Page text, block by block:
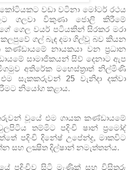
වඩා වටිනා මෝටර් රථය
ගලවා විකුණා ජොලි කිරීමේ
ගෙල වයර් පටියකින් සිරකර මරා
ගල් බැඳ දමා ගිල්වූ බව කියන
කණ්‌ඩායමේ නායකයා වන ප්‍රධාන
සාමාජිකයන් සිව් දෙනාට ඇප
අතිරේක මහෙස්‌ත්‍රාත් නිල්මිණි
සැකකරුවන් 25 වැනිදා දක්‌වා
නියෝග කළාය.
වූයේ එම ගායක කණ්‌ඩායමේ
තම්මිට පදිංචි ෂාන් ප්‍රමෝද්
පදිංචි දිනේෂ් උපේන්ද්‍ර, මාකවිට
සහ ලක්‍ෂිත දිල්ෂාන් නමැත්තන්ය.
පදිංචිව සිටි මැණික්‌ සහ විසිතුරු